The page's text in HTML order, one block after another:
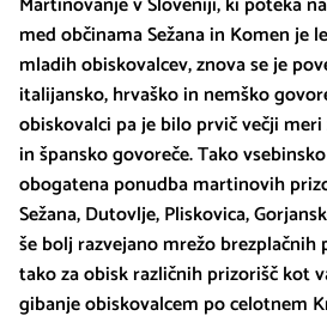
med občinama Sežana in Komen je
mladih obiskovalcev, znova se je
italijansko, hrvaško in nemško
obiskovalci pa je bilo prvič večji
in špansko govoreče. Tako
obogatena ponudba martinovih
Sežana, Dutovlje, Pliskovica,
še bolj razvejano mrežo brezplačnih
tako za obisk različnih prizorišč kot
gibanje obiskovalcem po celotnem